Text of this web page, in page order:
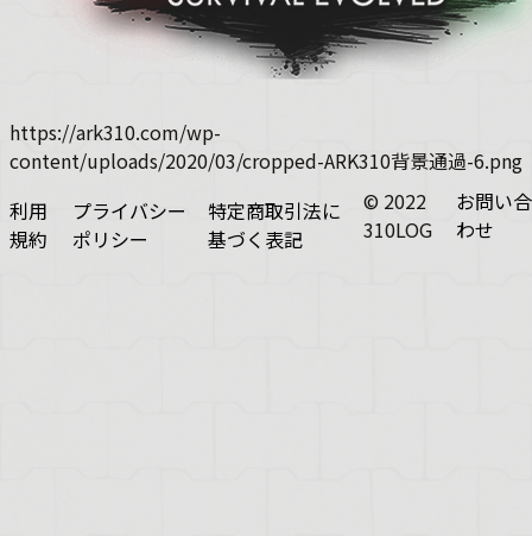
https://ark310.com/wp-
content/uploads/2020/03/cropped-ARK310背景通過-6.png
利用
規約
プライバシー
ポリシー
特定商取引法に
基づく表記
© 2022
310LOG
お問い合
わせ